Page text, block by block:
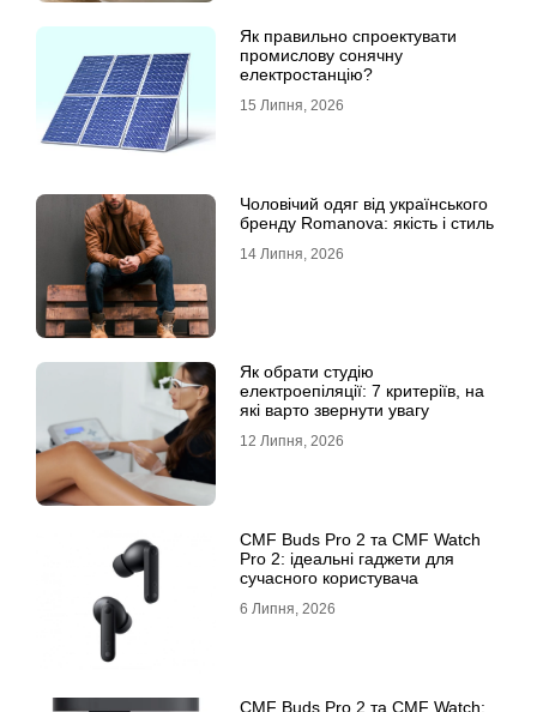
Як правильно спроектувати
промислову сонячну
електростанцію?
15 Липня, 2026
Чоловічий одяг від українського
бренду Romanova: якість і стиль
14 Липня, 2026
Як обрати студію
електроепіляції: 7 критеріїв, на
які варто звернути увагу
12 Липня, 2026
CMF Buds Pro 2 та CMF Watch
Pro 2: ідеальні гаджети для
сучасного користувача
6 Липня, 2026
CMF Buds Pro 2 та CMF Watch: